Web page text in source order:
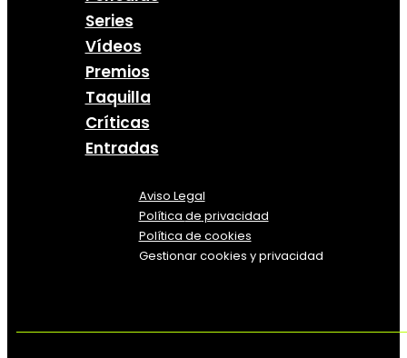
Series
Vídeos
Premios
Taquilla
Críticas
Entradas
Aviso Legal
Política de privacidad
Política de cookies
Gestionar cookies y privacidad